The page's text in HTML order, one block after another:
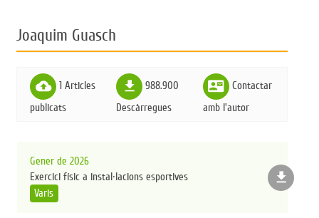
Joaquim Guasch
cloud_upload
1 Articles
publicats
file_download
988.900
Descàrregues
contact_mail
Contactar
amb l'autor
Gener de 2026
Exercici físic a instal·lacions esportives
Varis
file_download